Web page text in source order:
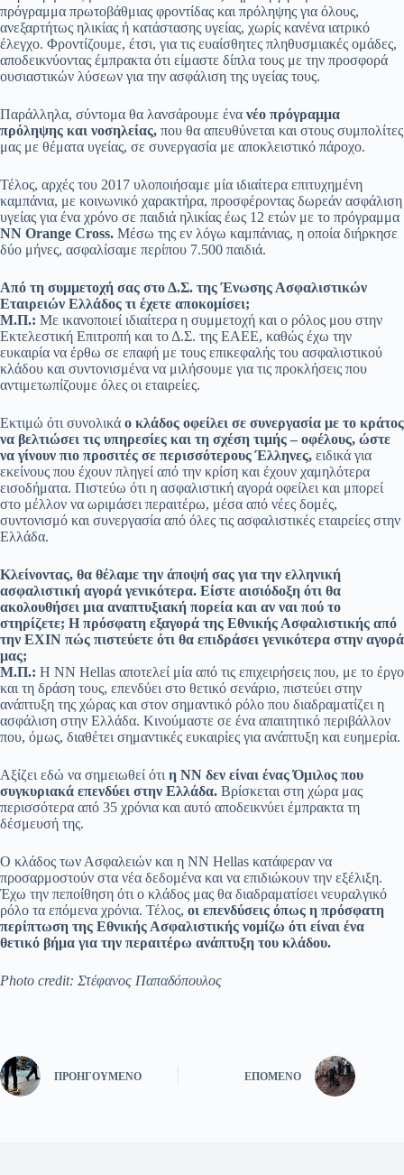
πρόγραμμα πρωτοβάθμιας φροντίδας και πρόληψης για όλους,
ανεξαρτήτως ηλικίας ή κατάστασης υγείας, χωρίς κανένα ιατρικό
έλεγχο. Φροντίζουμε, έτσι, για τις ευαίσθητες πληθυσμιακές ομάδες,
αποδεικνύοντας έμπρακτα ότι είμαστε δίπλα τους με την προσφορά
ουσιαστικών λύσεων για την ασφάλιση της υγείας τους.
Παράλληλα, σύντομα θα λανσάρουμε ένα νέο πρόγραμμα
πρόληψης και νοσηλείας, που θα απευθύνεται και στους συμπολίτες
μας με θέματα υγείας, σε συνεργασία με αποκλειστικό πάροχο.
Τέλος, αρχές του 2017 υλοποιήσαμε μία ιδιαίτερα επιτυχημένη
καμπάνια, με κοινωνικό χαρακτήρα, προσφέροντας δωρεάν ασφάλιση
υγείας για ένα χρόνο σε παιδιά ηλικίας έως 12 ετών με το πρόγραμμα
NN Orange Cross. Μέσω της εν λόγω καμπάνιας, η οποία διήρκησε
δύο μήνες, ασφαλίσαμε περίπου 7.500 παιδιά.
Από τη συμμετοχή σας στο Δ.Σ. της Ένωσης Ασφαλιστικών
Εταιρειών Ελλάδος τι έχετε αποκομίσει;
Μ.Π.: Με ικανοποιεί ιδιαίτερα η συμμετοχή και ο ρόλος μου στην
Εκτελεστική Επιτροπή και το Δ.Σ. της ΕΑΕΕ, καθώς έχω την
ευκαιρία να έρθω σε επαφή με τους επικεφαλής του ασφαλιστικού
κλάδου και συντονισμένα να μιλήσουμε για τις προκλήσεις που
αντιμετωπίζουμε όλες οι εταιρείες.
Εκτιμώ ότι συνολικά ο κλάδος οφείλει σε συνεργασία με το κράτος
να βελτιώσει τις υπηρεσίες και τη σχέση τιμής – οφέλους, ώστε
να γίνουν πιο προσιτές σε περισσότερους Έλληνες, ειδικά για
εκείνους που έχουν πληγεί από την κρίση και έχουν χαμηλότερα
εισοδήματα. Πιστεύω ότι η ασφαλιστική αγορά οφείλει και μπορεί
στο μέλλον να ωριμάσει περαιτέρω, μέσα από νέες δομές,
συντονισμό και συνεργασία από όλες τις ασφαλιστικές εταιρείες στην
Ελλάδα.
Κλείνοντας, θα θέλαμε την άποψή σας για την ελληνική
ασφαλιστική αγορά γενικότερα. Είστε αισιόδοξη ότι θα
ακολουθήσει μια αναπτυξιακή πορεία και αν ναι πού το
στηρίζετε; Η πρόσφατη εξαγορά της Εθνικής Ασφαλιστικής από
την ΕΧΙΝ πώς πιστεύετε ότι θα επιδράσει γενικότερα στην αγορά
μας;
Μ.Π.: Η NN Hellas αποτελεί μία από τις επιχειρήσεις που, με το έργο
και τη δράση τους, επενδύει στο θετικό σενάριο, πιστεύει στην
ανάπτυξη της χώρας και στον σημαντικό ρόλο που διαδραματίζει η
ασφάλιση στην Ελλάδα. Κινούμαστε σε ένα απαιτητικό περιβάλλον
που, όμως, διαθέτει σημαντικές ευκαιρίες για ανάπτυξη και ευημερία.
Αξίζει εδώ να σημειωθεί ότι η ΝΝ δεν είναι ένας Όμιλος που
συγκυριακά επενδύει στην Ελλάδα. Bρίσκεται στη χώρα μας
περισσότερα από 35 χρόνια και αυτό αποδεικνύει έμπρακτα τη
δέσμευσή της.
Ο κλάδος των Ασφαλειών και η NN Hellas κατάφεραν να
προσαρμοστούν στα νέα δεδομένα και να επιδιώκουν την εξέλιξη.
Έχω την πεποίθηση ότι ο κλάδος μας θα διαδραματίσει νευραλγικό
ρόλο τα επόμενα χρόνια. Τέλος, οι επενδύσεις όπως η πρόσφατη
περίπτωση της Εθνικής Ασφαλιστικής νομίζω ότι είναι ένα
θετικό βήμα για την περαιτέρω ανάπτυξη του κλάδου.
Photo credit: Στέφανος Παπαδόπουλος
ΠΡΟΗΓΟΎΜΕΝΟ ΕΠΌΜΕΝΟ